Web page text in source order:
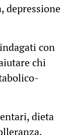
depressione
con
chi
dieta